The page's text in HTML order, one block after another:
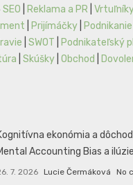
SEO Reklama a PR
Prijímáčky Podnikanie
SWOT Podnikateľský
Skúšky Obchod
ekonómia a
Accounting Bias a
7. 2026 Lucie Čermáková No